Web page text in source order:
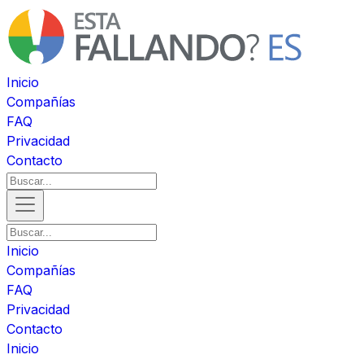
Inicio
Compañías
FAQ
Privacidad
Contacto
Inicio
Compañías
FAQ
Privacidad
Contacto
Inicio